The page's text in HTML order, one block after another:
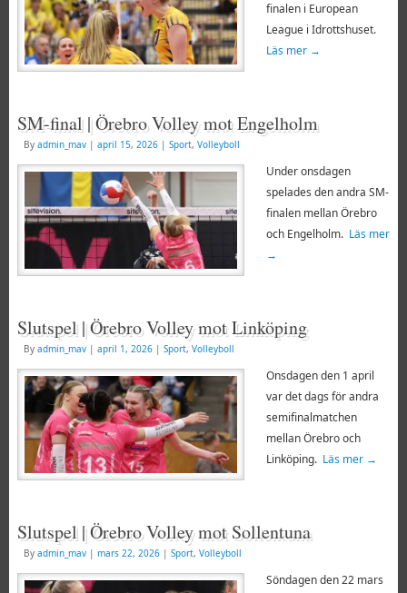
finalen i European
League i Idrottshuset.
Läs mer →
SM-final | Örebro Volley mot Engelholm
By admin_mav | april 15, 2026 | Sport, Volleyboll
Under onsdagen
spelades den andra SM-
finalen mellan Örebro
och Engelholm. Läs mer
→
Slutspel | Örebro Volley mot Linköping
By admin_mav | april 1, 2026 | Sport, Volleyboll
Onsdagen den 1 april
var det dags för andra
semifinalmatchen
mellan Örebro och
Linköping. Läs mer →
Slutspel | Örebro Volley mot Sollentuna
By admin_mav | mars 22, 2026 | Sport, Volleyboll
Söndagen den 22 mars